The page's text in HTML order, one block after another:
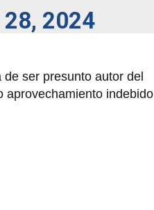
2024
de ser presunto autor del
aprovechamiento indebido